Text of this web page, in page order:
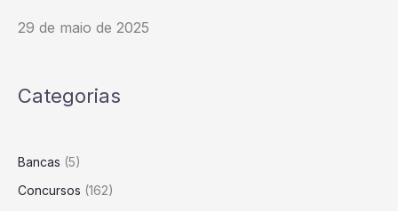
29 de maio de 2025
Categorias
Bancas (5)
Concursos (162)